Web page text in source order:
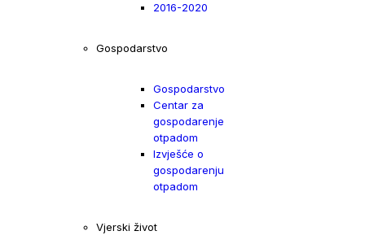
2016-2020
Gospodarstvo
Gospodarstvo
Centar za
gospodarenje
otpadom
Izvješće o
gospodarenju
otpadom
Vjerski život